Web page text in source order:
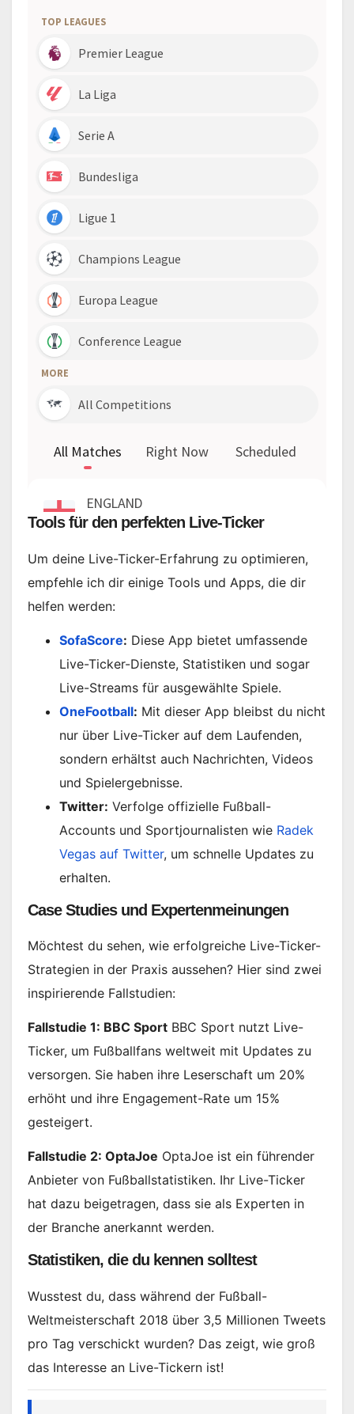
Tools für den perfekten Live-Ticker
Um deine Live-Ticker-Erfahrung zu optimieren,
empfehle ich dir einige Tools und Apps, die dir
helfen werden:
SofaScore: Diese App bietet umfassende
Live-Ticker-Dienste, Statistiken und sogar
Live-Streams für ausgewählte Spiele.
OneFootball: Mit dieser App bleibst du nicht
nur über Live-Ticker auf dem Laufenden,
sondern erhältst auch Nachrichten, Videos
und Spielergebnisse.
Twitter: Verfolge offizielle Fußball-
Accounts und Sportjournalisten wie Radek
Vegas auf Twitter, um schnelle Updates zu
erhalten.
Case Studies und Expertenmeinungen
Möchtest du sehen, wie erfolgreiche Live-Ticker-
Strategien in der Praxis aussehen? Hier sind zwei
inspirierende Fallstudien:
Fallstudie 1: BBC Sport BBC Sport nutzt Live-
Ticker, um Fußballfans weltweit mit Updates zu
versorgen. Sie haben ihre Leserschaft um 20%
erhöht und ihre Engagement-Rate um 15%
gesteigert.
Fallstudie 2: OptaJoe OptaJoe ist ein führender
Anbieter von Fußballstatistiken. Ihr Live-Ticker
hat dazu beigetragen, dass sie als Experten in
der Branche anerkannt werden.
Statistiken, die du kennen solltest
Wusstest du, dass während der Fußball-
Weltmeisterschaft 2018 über 3,5 Millionen Tweets
pro Tag verschickt wurden? Das zeigt, wie groß
das Interesse an Live-Tickern ist!